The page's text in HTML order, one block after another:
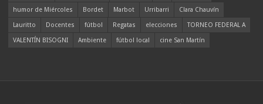
humor de Miércoles
Bordet Marbot Urribarri
Clara Chauvín
Lauritto
Docentes fútbol Regatas elecciones
TORNEO FEDERAL A
VALENTÍN BISOGNI
Ambiente fútbol local cine San Martín